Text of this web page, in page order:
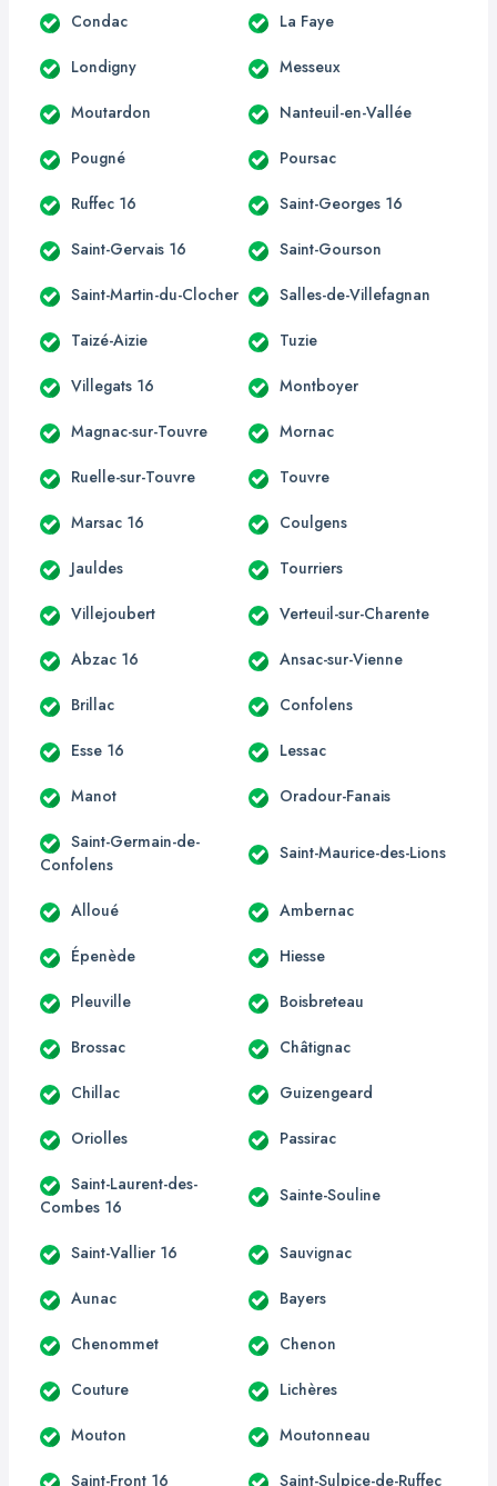
Condac La Faye
Londigny Messeux
Moutardon Nanteuil-en-Vallée
Pougné Poursac
Ruffec 16 Saint-Georges 16
Saint-Gervais 16 Saint-Gourson
Saint-Martin-du-Clocher Salles-de-Villefagnan
Taizé-Aizie Tuzie
Villegats 16 Montboyer
Magnac-sur-Touvre Mornac
Ruelle-sur-Touvre Touvre
Marsac 16 Coulgens
Jauldes Tourriers
Villejoubert Verteuil-sur-Charente
Abzac 16 Ansac-sur-Vienne
Brillac Confolens
Esse 16 Lessac
Manot Oradour-Fanais
Saint-Germain-de-
Confolens
Saint-Maurice-des-Lions
Alloué Ambernac
Épenède Hiesse
Pleuville Boisbreteau
Brossac Châtignac
Chillac Guizengeard
Oriolles Passirac
Saint-Laurent-des-
Combes 16
Sainte-Souline
Saint-Vallier 16 Sauvignac
Aunac Bayers
Chenommet Chenon
Couture Lichères
Mouton Moutonneau
Saint-Front 16 Saint-Sulpice-de-Ruffec